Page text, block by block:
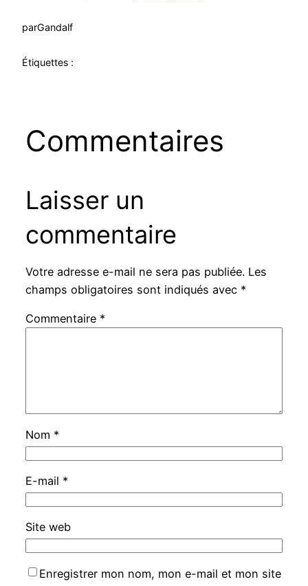
parGandalf
Étiquettes :
Commentaires
Laisser un
commentaire
Votre adresse e-mail ne sera pas publiée. Les
champs obligatoires sont indiqués avec *
Commentaire *
Nom *
E-mail *
Site web
Enregistrer mon nom, mon e-mail et mon site